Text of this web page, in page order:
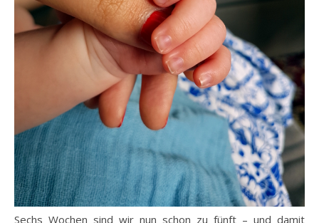
Sechs Wochen sind wir nun schon zu fünft – und damit